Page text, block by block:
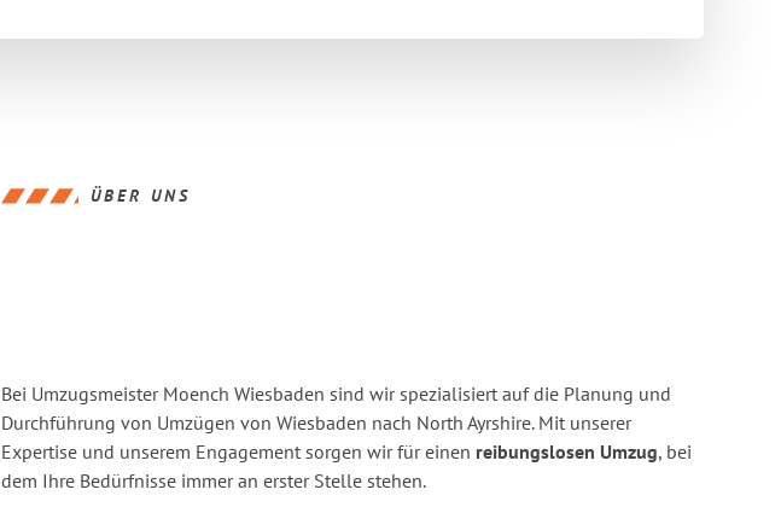
ÜBER UNS
Bei Umzugsmeister Moench Wiesbaden sind wir spezialisiert auf die Planung und
Durchführung von Umzügen von Wiesbaden nach North Ayrshire. Mit unserer
Expertise und unserem Engagement sorgen wir für einen reibungslosen Umzug, bei
dem Ihre Bedürfnisse immer an erster Stelle stehen.